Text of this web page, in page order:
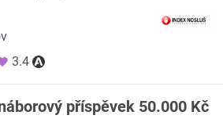
3.4
příspěvek 50.000 Kč